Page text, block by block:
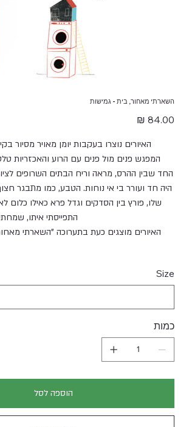
השארתי מאחור, בית - גמישות
מחיר
המפגש פנים מול פנים עם הרוע והאכזריות
החד שבין ההרס, מראה וריח הבתים השרופים
היה חד ועורר בי אי נוחות. הטבע, כמו מתבגר
שלו, פורץ בין הסדקים וגדל פרא כאילו כלום
התפייסתי איתו,
האיורים מוצגים כעת בתערוכה "השארתי
Size
כמות
הוספה לסל